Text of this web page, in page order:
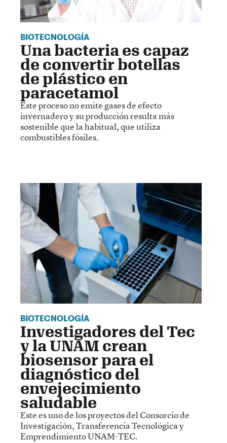
BIOTECNOLOGÍA
Una bacteria es capaz
de convertir botellas
de plástico en
paracetamol
Este proceso no emite gases de efecto
invernadero y su producción resulta más
sostenible que la habitual, que utiliza
combustibles fósiles.
BIOTECNOLOGÍA
Investigadores del Tec
y la UNAM crean
biosensor para el
diagnóstico del
envejecimiento
saludable
Este es uno de los proyectos del Consorcio de
Investigación, Transferencia Tecnológica y
Emprendimiento UNAM-TEC.